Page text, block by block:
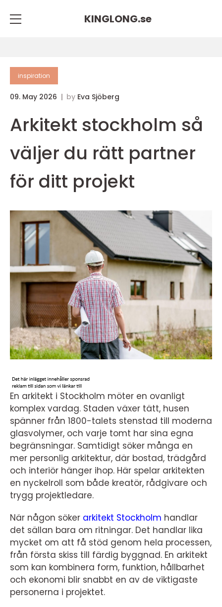
KINGLONG.se
inspiration
09. May 2026 by Eva Sjöberg
Arkitekt stockholm så
väljer du rätt partner
för ditt projekt
En arkitekt i Stockholm möter en ovanligt
komplex vardag. Staden växer tätt, husen
spänner från 1800-talets stenstad till moderna
glasvolymer, och varje tomt har sina egna
begränsningar. Samtidigt söker många en
mer personlig arkitektur, där bostad, trädgård
och interiör hänger ihop. Här spelar arkitekten
en nyckelroll som både kreatör, rådgivare och
trygg projektledare.
När någon söker arkitekt Stockholm handlar
det sällan bara om ritningar. Det handlar lika
mycket om att få stöd genom hela processen,
från första skiss till färdig byggnad. En arkitekt
som kan kombinera form, funktion, hållbarhet
och ekonomi blir snabbt en av de viktigaste
personerna i projektet.